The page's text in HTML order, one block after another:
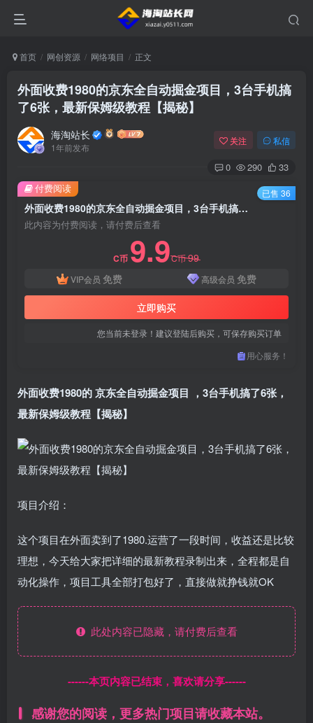
首页 网创资源 网络项目 正文
外面收费1980的京东全自动掘金项目，3台手机搞
了6张，最新保姆级教程【揭秘】
海淘站长
1年前发布
关注 私信
0 290 33
外面收费1980的京东全自动掘金项目，3台手机搞了6张，最新保姆级教程【揭秘】
此内容为付费阅读，请付费后查看
C币 9.9C币99
VIP会员 免费 高级会员 免费
立即购买
您当前未登录！建议登陆后购买，可保存购买订单
用心服务！
付费阅读 已售 36
外面收费1980的京东全自动掘金项目 ，3台手机搞了6张，
最新保姆级教程【揭秘】
项目介绍：
这个项目在外面卖到了1980.运营了一段时间，收益还是比较
理想，今天给大家把详细的最新教程录制出来，全程都是自
动化操作，项目工具全部打包好了，直接做就挣钱就OK
此处内容已隐藏，请付费后查看
------本页内容已结束，喜欢请分享------
感谢您的阅读，更多热门项目请收藏本站。